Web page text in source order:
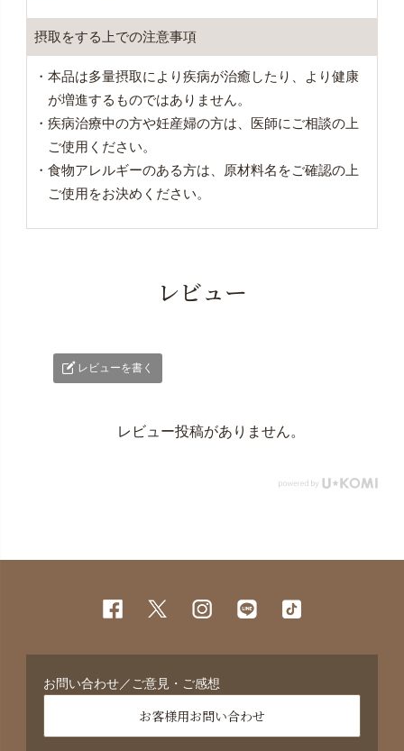
摂取をする上での注意事項
・本品は多量摂取により疾病が治癒したり、より健康
が増進するものではありません。
・疾病治療中の方や妊産婦の方は、医師にご相談の上
ご使用ください。
・食物アレルギーのある方は、原材料名をご確認の上
ご使用をお決めください。
レビュー
レビューを書く
レビュー投稿がありません。
お問い合わせ／ご意見・ご感想
お客様用お問い合わせ